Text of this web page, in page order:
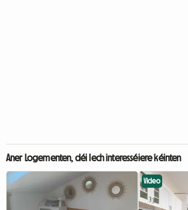
Aner Logementen, déi Iech interesséiere kéinten
Video